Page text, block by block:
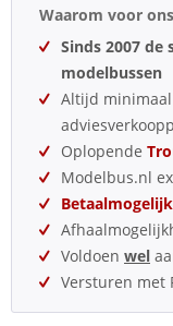
Waarom voor
Sinds 2007
modelbussen
Altijd minimaal
Oplopende
Modelbus.nl
Voldoen wel
Versturen met